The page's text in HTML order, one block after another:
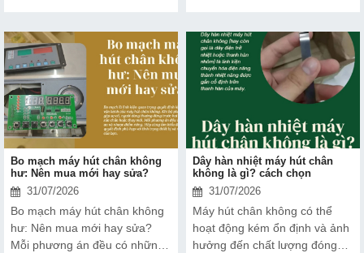
điểm của thiết bị này để có
thêm thông tin và giúp bạn đưa
ra lựa chọn phù hợp, hiệu quả
hơn nhé!
Bo mạch máy hút chân không
hư: Nên mua mới hay sửa?
31/07/2026
Bo mạch máy hút chân không
hư: Nên mua mới hay sửa?
Mỗi phương án đều có những
Dây hàn nhiệt máy hút chân
không là gì? cách chọn
31/07/2026
Máy hút chân không có thể
hoạt động kém ổn định và ảnh
hưởng đến chất lượng đóng